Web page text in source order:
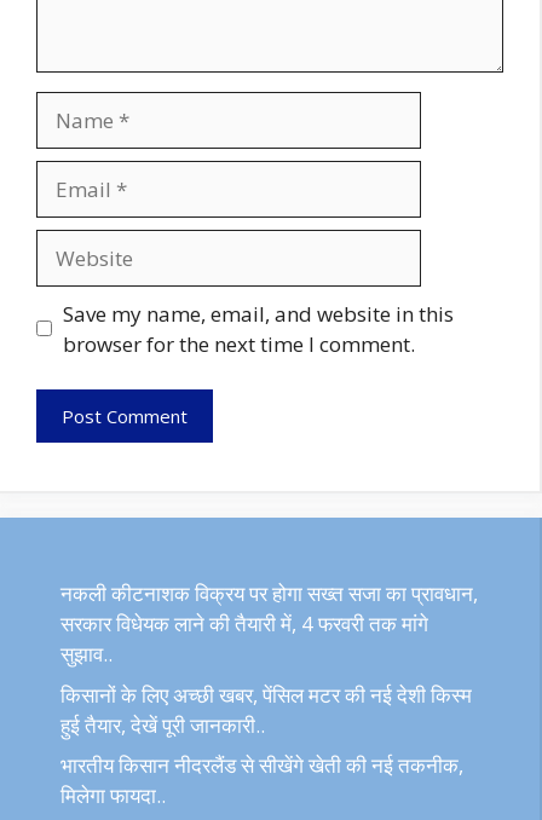
Save my name, email, and website in this
browser for the next time I comment.
नकली कीटनाशक विक्रय पर होगा सख्त सजा का प्रावधान,
सरकार विधेयक लाने की तैयारी में, 4 फरवरी तक मांगे
सुझाव..
किसानों के लिए अच्छी खबर, पेंसिल मटर की नई देशी किस्म
हुई तैयार, देखें पूरी जानकारी..
भारतीय किसान नीदरलैंड से सीखेंगे खेती की नई तकनीक,
मिलेगा फायदा..